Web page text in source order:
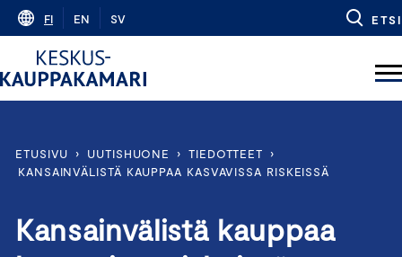
Skip
content
FI EN SV ETSI
ETUSIVU › UUTISHUONE › TIEDOTTEET
›
KANSAINVÄLISTÄ KAUPPAA KASVAVISSA RISKEISSÄ
Kansainvälistä kauppaa